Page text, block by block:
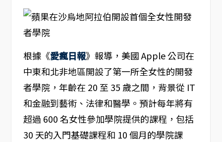
根據《愛瘋日報》報導，美國 Apple 公司在
中東和北非地區開設了第一所全女性的開發
者學院，年齡在 20 至 35 歲之間，背景從 IT
和金融到藝術、法律和醫學。預計每年將有
超過 600 名女性參加學院提供的課程，包括
30 天的入門基礎課程和 10 個月的學院課